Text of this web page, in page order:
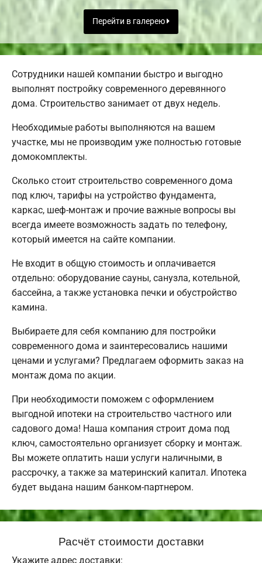
Перейти в галерею
Сотрудники нашей компании быстро и выгодно
выполнят постройку современного деревянного
дома. Строительство занимает от двух недель.
Необходимые работы выполняются на вашем
участке, мы не производим уже полностью готовые
домокомплекты.
Сколько стоит строительство современного дома
под ключ, тарифы на устройство фундамента,
каркас, шеф-монтаж и прочие важные вопросы вы
всегда имеете возможность задать по телефону,
который имеется на сайте компании.
Не входит в общую стоимость и оплачивается
отдельно: оборудование сауны, санузла, котельной,
бассейна, а также установка печки и обустройство
камина.
Выбираете для себя компанию для постройки
современного дома и заинтересовались нашими
ценами и услугами? Предлагаем оформить заказ на
монтаж дома по акции.
При необходимости поможем с оформлением
выгодной ипотеки на строительство частного или
садового дома! Наша компания строит дома под
ключ, самостоятельно организует сборку и монтаж.
Вы можете оплатить наши услуги наличными, в
рассрочку, а также за материнский капитал. Ипотека
будет выдана нашим банком-партнером.
Расчёт стоимости доставки
Укажите адрес доставки: